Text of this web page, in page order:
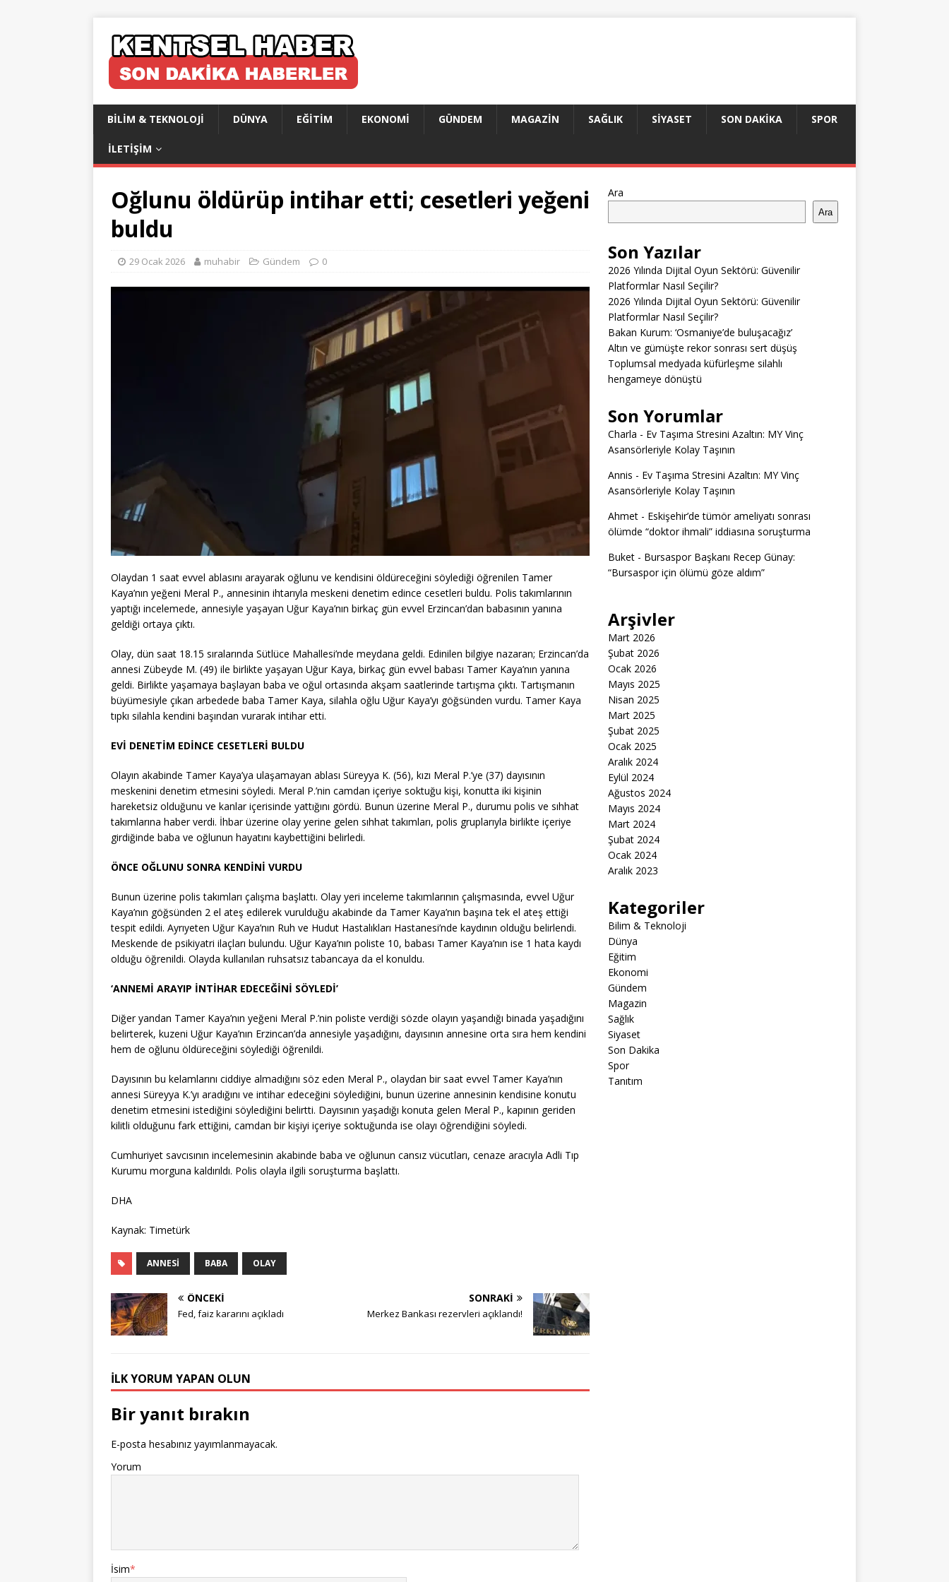
BILIM & TEKNOLOJI DÜNYA EĞITIM EKONOMI GÜNDEM MAGAZIN SAĞLIK SIYASET SON DAKIKA SPOR
İLETIŞIM
Oğlunu öldürüp intihar etti; cesetleri yeğeni
buldu
29 Ocak 2026 muhabir Gündem 0
Olaydan 1 saat evvel ablasını arayarak oğlunu ve kendisini öldüreceğini söylediği öğrenilen Tamer
Kaya’nın yeğeni Meral P., annesinin ihtarıyla meskeni denetim edince cesetleri buldu. Polis takımlarının
yaptığı incelemede, annesiyle yaşayan Uğur Kaya’nın birkaç gün evvel Erzincan’dan babasının yanına
geldiği ortaya çıktı.
Olay, dün saat 18.15 sıralarında Sütlüce Mahallesi’nde meydana geldi. Edinilen bilgiye nazaran; Erzincan’da
annesi Zübeyde M. (49) ile birlikte yaşayan Uğur Kaya, birkaç gün evvel babası Tamer Kaya’nın yanına
geldi. Birlikte yaşamaya başlayan baba ve oğul ortasında akşam saatlerinde tartışma çıktı. Tartışmanın
büyümesiyle çıkan arbedede baba Tamer Kaya, silahla oğlu Uğur Kaya’yı göğsünden vurdu. Tamer Kaya
tıpkı silahla kendini başından vurarak intihar etti.
EVİ DENETİM EDİNCE CESETLERİ BULDU
Olayın akabinde Tamer Kaya’ya ulaşamayan ablası Süreyya K. (56), kızı Meral P.’ye (37) dayısının
meskenini denetim etmesini söyledi. Meral P.’nin camdan içeriye soktuğu kişi, konutta iki kişinin
hareketsiz olduğunu ve kanlar içerisinde yattığını gördü. Bunun üzerine Meral P., durumu polis ve sıhhat
takımlarına haber verdi. İhbar üzerine olay yerine gelen sıhhat takımları, polis gruplarıyla birlikte içeriye
girdiğinde baba ve oğlunun hayatını kaybettiğini belirledi.
ÖNCE OĞLUNU SONRA KENDİNİ VURDU
Bunun üzerine polis takımları çalışma başlattı. Olay yeri inceleme takımlarının çalışmasında, evvel Uğur
Kaya’nın göğsünden 2 el ateş edilerek vurulduğu akabinde da Tamer Kaya’nın başına tek el ateş ettiği
tespit edildi. Ayrıyeten Uğur Kaya’nın Ruh ve Hudut Hastalıkları Hastanesi’nde kaydının olduğu belirlendi.
Meskende de psikiyatri ilaçları bulundu. Uğur Kaya’nın poliste 10, babası Tamer Kaya’nın ise 1 hata kaydı
olduğu öğrenildi. Olayda kullanılan ruhsatsız tabancaya da el konuldu.
‘ANNEMİ ARAYIP İNTİHAR EDECEĞİNİ SÖYLEDİ’
Diğer yandan Tamer Kaya’nın yeğeni Meral P.’nin poliste verdiği sözde olayın yaşandığı binada yaşadığını
belirterek, kuzeni Uğur Kaya’nın Erzincan’da annesiyle yaşadığını, dayısının annesine orta sıra hem kendini
hem de oğlunu öldüreceğini söylediği öğrenildi.
Dayısının bu kelamlarını ciddiye almadığını söz eden Meral P., olaydan bir saat evvel Tamer Kaya’nın
annesi Süreyya K.’yı aradığını ve intihar edeceğini söylediğini, bunun üzerine annesinin kendisine konutu
denetim etmesini istediğini söylediğini belirtti. Dayısının yaşadığı konuta gelen Meral P., kapının geriden
kilitli olduğunu fark ettiğini, camdan bir kişiyi içeriye soktuğunda ise olayı öğrendiğini söyledi.
Cumhuriyet savcısının incelemesinin akabinde baba ve oğlunun cansız vücutları, cenaze aracıyla Adli Tıp
Kurumu morguna kaldırıldı. Polis olayla ilgili soruşturma başlattı.
DHA
Kaynak: Timetürk
ANNESI BABA OLAY
ÖNCEKI
Fed, faiz kararını açıkladı
SONRAKI
Merkez Bankası rezervleri açıklandı!
İLK YORUM YAPAN OLUN
Bir yanıt bırakın
E-posta hesabınız yayımlanmayacak.
Yorum
İsim*
Ara
Ara
Son Yazılar
2026 Yılında Dijital Oyun Sektörü: Güvenilir
Platformlar Nasıl Seçilir?
2026 Yılında Dijital Oyun Sektörü: Güvenilir
Platformlar Nasıl Seçilir?
Bakan Kurum: ‘Osmaniye’de buluşacağız’
Altın ve gümüşte rekor sonrası sert düşüş
Toplumsal medyada küfürleşme silahlı
hengameye dönüştü
Son Yorumlar
Charla - Ev Taşıma Stresini Azaltın: MY Vinç
Asansörleriyle Kolay Taşının
Annis - Ev Taşıma Stresini Azaltın: MY Vinç
Asansörleriyle Kolay Taşının
Ahmet- Eskişehir’de tümör ameliyatı sonrası
ölümde “doktor ihmali” iddiasına soruşturma
Buket- Bursaspor Başkanı Recep Günay:
“Bursaspor için ölümü göze aldım”
Arşivler
Mart 2026
Şubat 2026
Ocak 2026
Mayıs 2025
Nisan 2025
Mart 2025
Şubat 2025
Ocak 2025
Aralık 2024
Eylül 2024
Ağustos 2024
Mayıs 2024
Mart 2024
Şubat 2024
Ocak 2024
Aralık 2023
Kategoriler
Bilim & Teknoloji
Dünya
Eğitim
Ekonomi
Gündem
Magazin
Sağlık
Siyaset
Son Dakika
Spor
Tanıtım